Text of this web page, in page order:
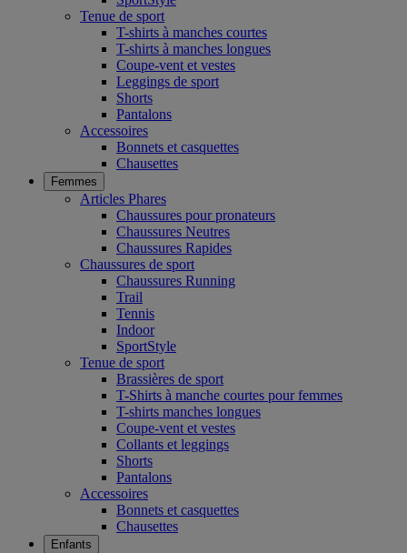
Tenue de sport
T-shirts à manches courtes
T-shirts à manches longues
Coupe-vent et vestes
Leggings de sport
Shorts
Pantalons
Accessoires
Bonnets et casquettes
Chausettes
Femmes
Articles Phares
Chaussures pour pronateurs
Chaussures Neutres
Chaussures Rapides
Chaussures de sport
Chaussures Running
Trail
Tennis
Indoor
SportStyle
Tenue de sport
Brassières de sport
T-Shirts à manche courtes pour femmes
T-shirts manches longues
Coupe-vent et vestes
Collants et leggings
Shorts
Pantalons
Accessoires
Bonnets et casquettes
Chausettes
Enfants